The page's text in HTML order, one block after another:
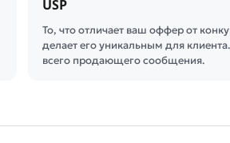
USP
То, что отличает ваш оффер от
делает его уникальным для
всего продающего сообщения.